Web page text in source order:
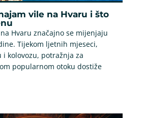
vile na Hvaru i što
Hvaru značajno se mijenjaju
Tijekom ljetnih mjeseci,
kolovozu, potražnja za
popularnom otoku dostiže